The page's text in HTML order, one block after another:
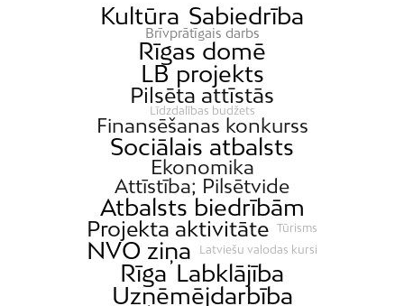
Kultūra Sabiedrība
Brīvprātīgais darbs
Rīgas domē
LB projekts
Pilsēta attīstās
Līdzdalības budžets
Finansēšanas konkurss
Sociālais atbalsts
Ekonomika
Attīstība; Pilsētvide
Atbalsts biedrībām
Projekta aktivitāte Tūrisms
NVO ziņa Latviešu valodas kursi
Rīga Labklājība
Uzņēmējdarbība